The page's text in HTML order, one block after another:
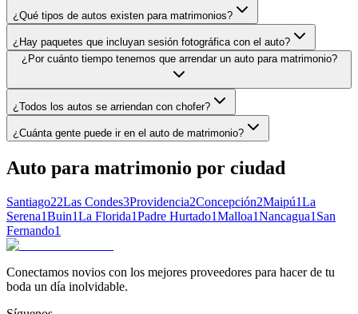
¿Qué tipos de autos existen para matrimonios?
¿Hay paquetes que incluyan sesión fotográfica con el auto?
¿Por cuánto tiempo tenemos que arrendar un auto para matrimonio?
¿Todos los autos se arriendan con chofer?
¿Cuánta gente puede ir en el auto de matrimonio?
Auto para matrimonio por ciudad
Santiago22Las Condes3Providencia2Concepción2Maipú1La
Serena1Buin1La Florida1Padre Hurtado1Malloa1Nancagua1 San
Fernando1
Conectamos novios con los mejores proveedores para hacer de tu
boda un día inolvidable.